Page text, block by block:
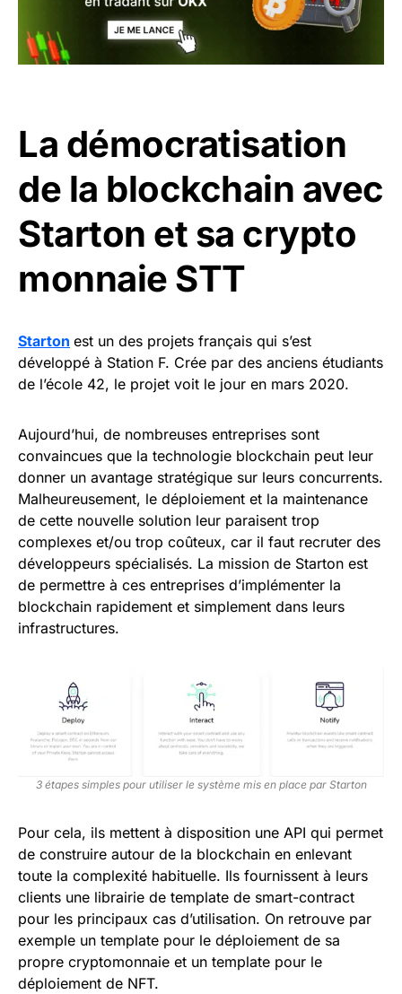
La démocratisation
de la blockchain avec
Starton et sa crypto
monnaie STT
Starton est un des projets français qui s’est
développé à Station F. Crée par des anciens étudiants
de l’école 42, le projet voit le jour en mars 2020.
Aujourd’hui, de nombreuses entreprises sont
convaincues que la technologie blockchain peut leur
donner un avantage stratégique sur leurs concurrents.
Malheureusement, le déploiement et la maintenance
de cette nouvelle solution leur paraisent trop
complexes et/ou trop coûteux, car il faut recruter des
développeurs spécialisés. La mission de Starton est
de permettre à ces entreprises d’implémenter la
blockchain rapidement et simplement dans leurs
infrastructures.
3 étapes simples pour utiliser le système mis en place par Starton
Pour cela, ils mettent à disposition une API qui permet
de construire autour de la blockchain en enlevant
toute la complexité habituelle. Ils fournissent à leurs
clients une librairie de template de smart-contract
pour les principaux cas d’utilisation. On retrouve par
exemple un template pour le déploiement de sa
propre cryptomonnaie et un template pour le
déploiement de NFT.